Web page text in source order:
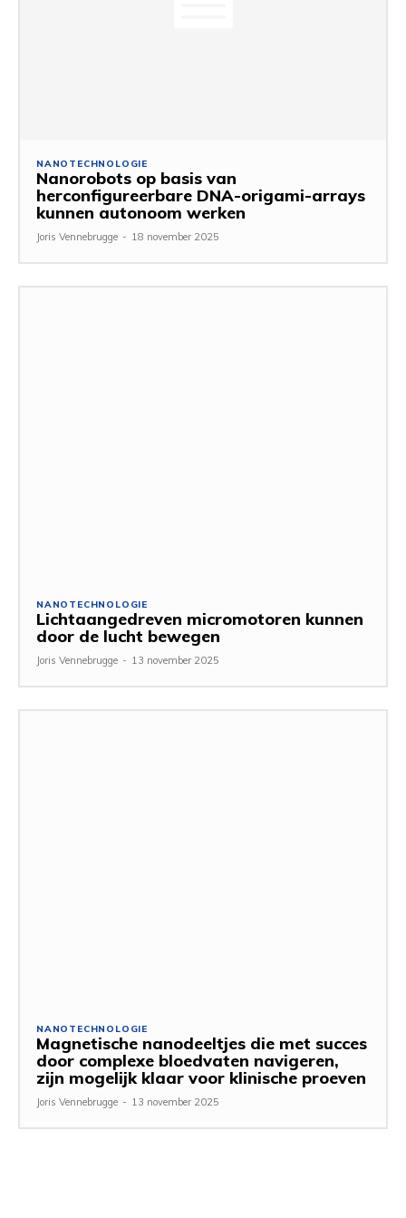
NANOTECHNOLOGIE
Nanorobots op basis van
herconfigureerbare DNA-origami-arrays
kunnen autonoom werken
Joris Vennebrugge - 18 november 2025
NANOTECHNOLOGIE
Lichtaangedreven micromotoren kunnen
door de lucht bewegen
Joris Vennebrugge - 13 november 2025
NANOTECHNOLOGIE
Magnetische nanodeeltjes die met succes
door complexe bloedvaten navigeren,
zijn mogelijk klaar voor klinische proeven
Joris Vennebrugge - 13 november 2025